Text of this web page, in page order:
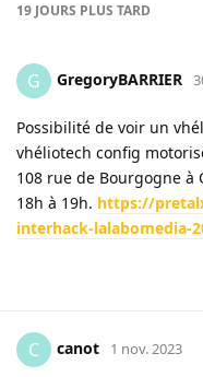
19 JOURS PLUS TARD
G GregoryBARRIER
Possibilité de voir un
vhéliotech config
108 rue de Bourgogne
18h à 19h. https://
interhack-lalabomedia-
C canot 1 nov. 2023